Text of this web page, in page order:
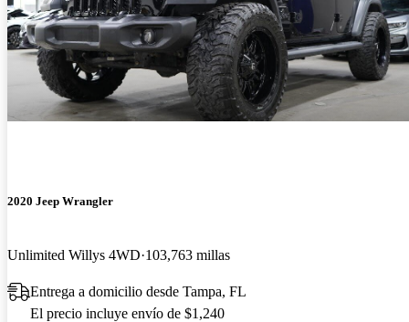
2020 Jeep Wrangler
Unlimited Willys 4WD 103,763 millas
Entrega a domicilio desde Tampa, FL
El precio incluye envío de $1,240